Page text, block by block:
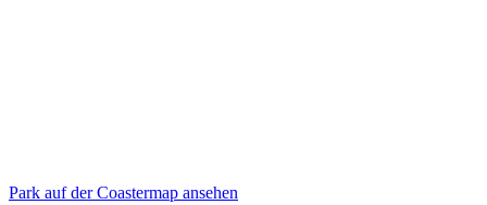
Park auf der Coastermap ansehen